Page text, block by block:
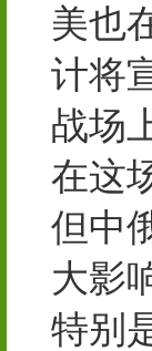
美也
计将
战场
在这
但中
大影
特别